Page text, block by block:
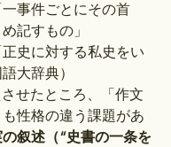
一事件ごとにその首
記すもの」
正史に対する私史をい
大辞典）
せたところ、「作文
性格の違う課題があ
叙述（“史書の一条を